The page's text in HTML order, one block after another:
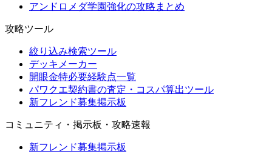
アンドロメダ学園強化の攻略まとめ
攻略ツール
絞り込み検索ツール
デッキメーカー
開眼金特必要経験点一覧
パワクエ契約書の査定・コスパ算出ツール
新フレンド募集掲示板
コミュニティ・掲示板・攻略速報
新フレンド募集掲示板